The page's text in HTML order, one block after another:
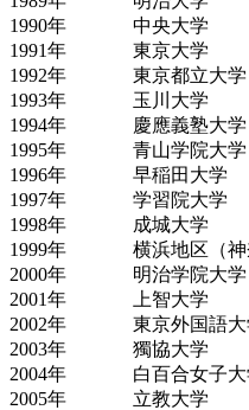
1990年 中央大学
1991年 東京大学
1992年 東京都立大学
1993年 玉川大学
1994年 慶應義塾大学
1995年 青山学院大学
1996年 早稲田大学
1997年 学習院大学
1998年 成城大学
1999年 横浜地区（神
2000年 明治学院大学
2001年 上智大学
2002年 東京外国語大
2003年 獨協大学
2004年 白百合女子
2005年 立教大学